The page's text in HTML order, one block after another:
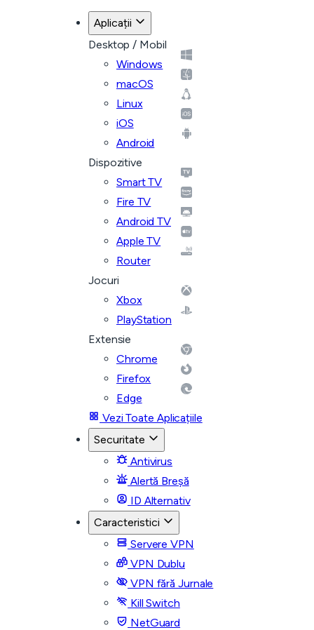
Aplicații
Desktop / Mobil
Windows
macOS
Linux
iOS
Android
Dispozitive
Smart TV
Fire TV
Android TV
Apple TV
Router
Jocuri
Xbox
PlayStation
Extensie
Chrome
Firefox
Edge
Vezi Toate Aplicațiile
Securitate
Antivirus
Alertă Breșă
ID Alternativ
Caracteristici
Servere VPN
VPN Dublu
VPN fără Jurnale
Kill Switch
NetGuard